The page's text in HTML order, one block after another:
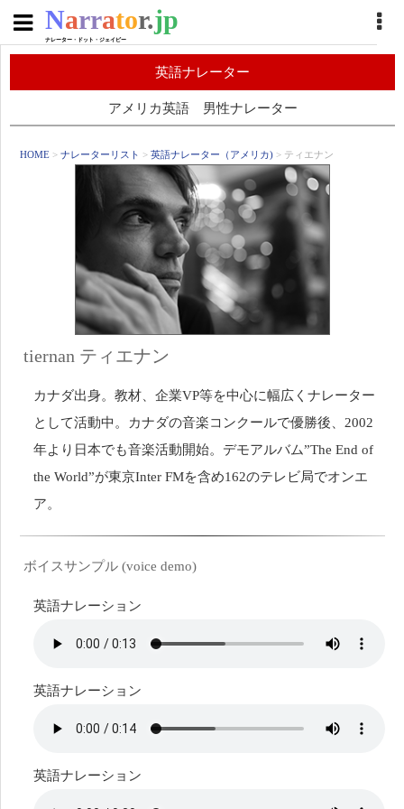
Narrator.jp
ナレーター・ドット・ジェイピー
英語ナレーター
アメリカ英語 男性ナレーター
HOME> ナレーターリスト > 英語ナレーター（アメリカ)> ティエナン
tiernan ティエナン
カナダ出身。教材、企業VP等を中心に幅広くナレーター
として活動中。カナダの音楽コンクールで優勝後、2002
年より日本でも音楽活動開始。デモアルバム”The End of
the World”が東京Inter FMを含め162のテレビ局でオンエ
ア。
ボイスサンプル (voice demo)
英語ナレーション
英語ナレーション
英語ナレーション